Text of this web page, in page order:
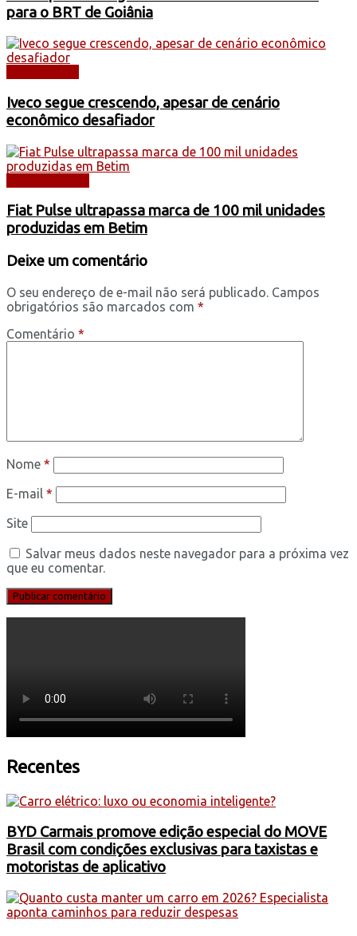
para o BRT de Goiânia
Iveco segue crescendo, apesar de cenário
econômico desafiador
Fiat Pulse ultrapassa marca de 100 mil unidades
produzidas em Betim
Deixe um comentário
O seu endereço de e-mail não será publicado. Campos
obrigatórios são marcados com *
Comentário *
Nome *
E-mail *
Site
Salvar meus dados neste navegador para a próxima vez
que eu comentar.
Recentes
BYD Carmais promove edição especial do MOVE
Brasil com condições exclusivas para taxistas e
motoristas de aplicativo